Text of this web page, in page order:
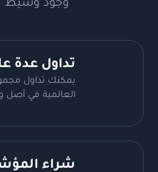
تداول عدة
يمكنك تداول
العالمية في أصل
شراء